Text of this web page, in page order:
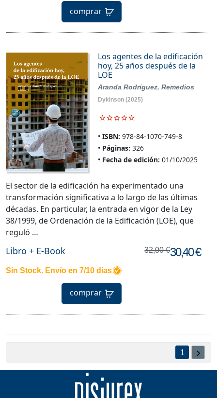
comprar
Los agentes de la edificación
hoy, 25 años después de la
LOE
Aranda Rodríguez, Remedios
Dykinson(2025)
ISBN: 978-84-1070-749-8
Páginas: 326
Fecha de edición: 01/10/2025
Libro + E-Book 32,00 €30,40 €
Sin Stock. Envío en 7/10 días
comprar
El sector de la edificación ha experimentado una
transformación significativa a lo largo de las últimas
décadas. En particular, la entrada en vigor de la Ley
38/1999, de Ordenación de la Edificación (LOE), que
reguló …
1